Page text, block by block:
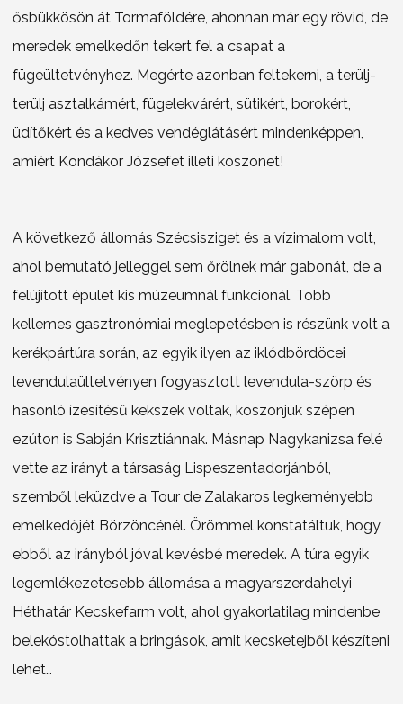
ősbükkösön át Tormaföldére, ahonnan már egy rövid, de
meredek emelkedőn tekert fel a csapat a
fügeültetvényhez. Megérte azonban feltekerni, a terülj-
terülj asztalkámért, fügelekvárért, sütikért, borokért,
üdítőkért és a kedves vendéglátásért mindenképpen,
amiért Kondákor Józsefet illeti köszönet!
A következő állomás Szécsisziget és a vízimalom volt,
ahol bemutató jelleggel sem őrölnek már gabonát, de a
felújított épület kis múzeumnál funkcionál. Több
kellemes gasztronómiai meglepetésben is részünk volt a
kerékpártúra során, az egyik ilyen az iklódbördöcei
levendulaültetvényen fogyasztott levendula-szörp és
hasonló ízesítésű kekszek voltak, köszönjük szépen
ezúton is Sabján Krisztiánnak. Másnap Nagykanizsa felé
vette az irányt a társaság Lispeszentadorjánból,
szemből leküzdve a Tour de Zalakaros legkeményebb
emelkedőjét Börzöncénél. Örömmel konstatáltuk, hogy
ebből az irányból jóval kevésbé meredek. A túra egyik
legemlékezetesebb állomása a magyarszerdahelyi
Héthatár Kecskefarm volt, ahol gyakorlatilag mindenbe
belekóstolhattak a bringások, amit kecsketejből készíteni
lehet…